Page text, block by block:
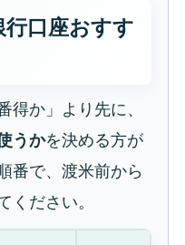
口座おすす
得か」より先に、
うかを決める方が
番で、渡米前から
ください。